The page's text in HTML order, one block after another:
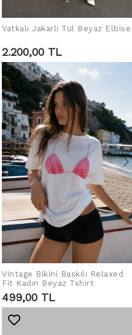
IN DEN WARENKORB
Vatkalı Jakarlı Tül Beyaz Elbise
2.200,00 TL
IN DEN WARENKORB
LEGEN
Vintage Bikini Baskılı Relaxed
Fit Kadın Beyaz Tshirt
499,00 TL